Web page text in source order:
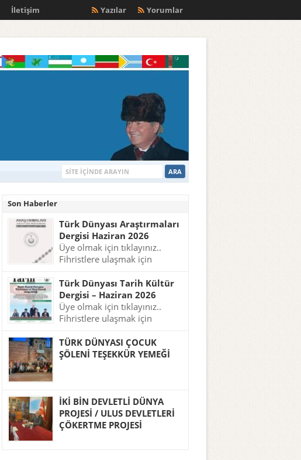
İletişim Yorumlar
Yazılar
Son Haberler
Türk Dünyası Araştırmaları
Dergisi Haziran 2026
Üye olmak için tıklayınız..
Fihristlere ulaşmak için
Türk Dünyası Tarih Kültür
Dergisi – Haziran 2026
Üye olmak için tıklayınız..
Fihristlere ulaşmak için
TÜRK DÜNYASI ÇOCUK
ŞÖLENİ TEŞEKKÜR YEMEĞİ
İKİ BİN DEVLETLİ DÜNYA
PROJESİ / ULUS DEVLETLERİ
ÇÖKERTME PROJESİ